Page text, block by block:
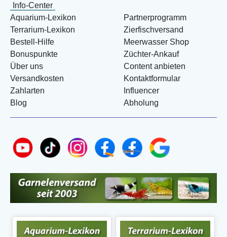
Info-Center
Aquarium-Lexikon
Terrarium-Lexikon
Bestell-Hilfe
Bonuspunkte
Über uns
Versandkosten
Zahlarten
Blog
Partnerprogramm
Zierfischversand
Meerwasser Shop
Züchter-Ankauf
Content anbieten
Kontaktformular
Influencer
Abholung